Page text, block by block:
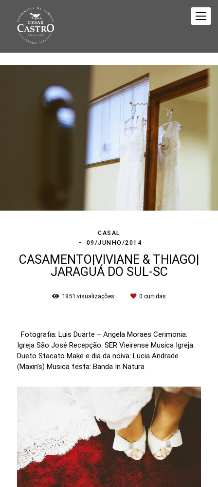
CASAL
09/JUNHO/2014
CASAMENTO|VIVIANE & THIAGO|
JARAGUÁ DO SUL-SC
1851 visualizações 0 curtidas
Fotografia: Luis Duarte – Angela Moraes Cerimonia:
Igreja São José Recepção: SER Vieirense Musica Igreja:
Dueto Stacato Make e dia da noiva: Lucia Andrade
(Maxin’s) Musica festa: Banda In Natura